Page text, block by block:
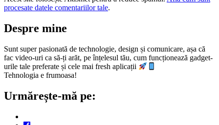
procesate datele comentariilor tale.
Despre mine
Sunt super pasionată de technologie, design și comunicare, așa că
fac video-uri ca să-ți arăt, pe înțelesul tău, cum funcționează gadget-
urile tale preferate și cele mai fresh aplicații
Tehnologia e frumoasa!
Urmărește-mă pe: